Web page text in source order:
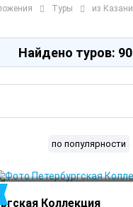
Туры из Казани
Найдено туров: 90
по популярности
Коллекция